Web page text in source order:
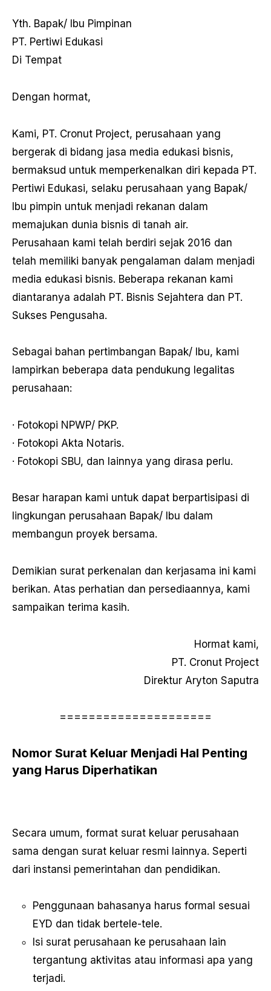
Yth. Bapak/ Ibu Pimpinan
PT. Pertiwi Edukasi
Di Tempat
Dengan hormat,
Kami, PT. Cronut Project, perusahaan yang
bergerak di bidang jasa media edukasi bisnis,
bermaksud untuk memperkenalkan diri kepada PT.
Pertiwi Edukasi, selaku perusahaan yang Bapak/
Ibu pimpin untuk menjadi rekanan dalam
memajukan dunia bisnis di tanah air.
Perusahaan kami telah berdiri sejak 2016 dan
telah memiliki banyak pengalaman dalam menjadi
media edukasi bisnis. Beberapa rekanan kami
diantaranya adalah PT. Bisnis Sejahtera dan PT.
Sukses Pengusaha.
Sebagai bahan pertimbangan Bapak/ Ibu, kami
lampirkan beberapa data pendukung legalitas
perusahaan:
· Fotokopi NPWP/ PKP.
· Fotokopi Akta Notaris.
· Fotokopi SBU, dan lainnya yang dirasa perlu.
Besar harapan kami untuk dapat berpartisipasi di
lingkungan perusahaan Bapak/ Ibu dalam
membangun proyek bersama.
Demikian surat perkenalan dan kerjasama ini kami
berikan. Atas perhatian dan persediaannya, kami
sampaikan terima kasih.
Hormat kami,
PT. Cronut Project
Direktur Aryton Saputra
=====================
Nomor Surat Keluar Menjadi Hal Penting
yang Harus Diperhatikan
Secara umum, format surat keluar perusahaan
sama dengan surat keluar resmi lainnya. Seperti
dari instansi pemerintahan dan pendidikan.
Penggunaan bahasanya harus formal sesuai
EYD dan tidak bertele-tele.
Isi surat perusahaan ke perusahaan lain
tergantung aktivitas atau informasi apa yang
terjadi.